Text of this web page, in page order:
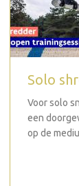
Solo
Voor solo
een
op de